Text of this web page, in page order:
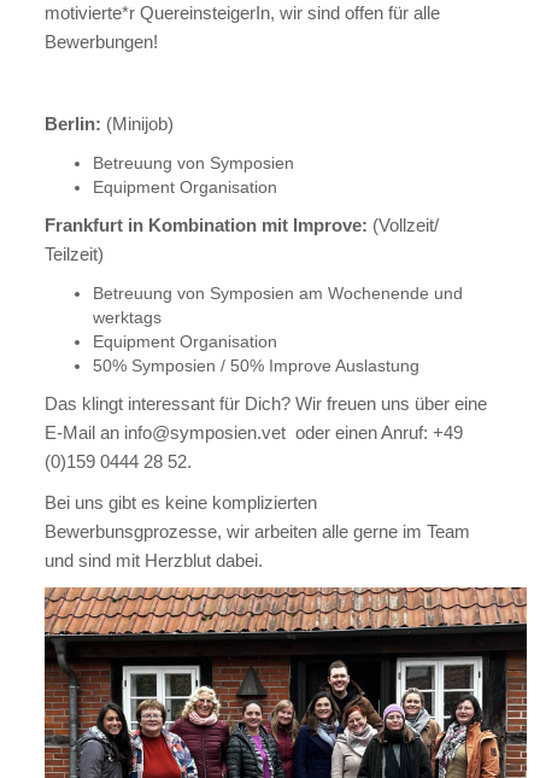
motivierte*r QuereinsteigerIn, wir sind offen für alle
Bewerbungen!
Berlin: (Minijob)
Betreuung von Symposien
Equipment Organisation
Frankfurt in Kombination mit Improve: (Vollzeit/
Teilzeit)
Betreuung von Symposien am Wochenende und
werktags
Equipment Organisation
50% Symposien / 50% Improve Auslastung
Das klingt interessant für Dich? Wir freuen uns über eine
E-Mail an info@symposien.vet oder einen Anruf: +49
(0)159 0444 28 52.
Bei uns gibt es keine komplizierten
Bewerbunsgprozesse, wir arbeiten alle gerne im Team
und sind mit Herzblut dabei.